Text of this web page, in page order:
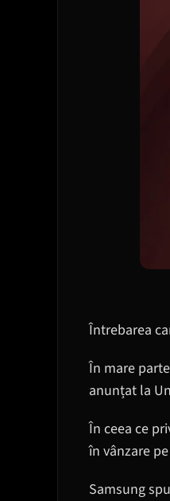
Întrebarea
În mare
anunțat la
În ceea ce
în vânzare
Samsung